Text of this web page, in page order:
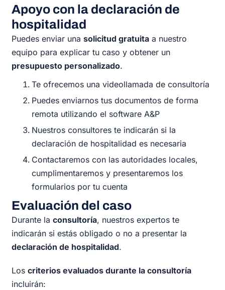
Apoyo con la declaración de
hospitalidad
Puedes enviar unasolicitud gratuita a nuestro
equipo para explicar tu caso y obtener un
presupuesto personalizado.
Te ofrecemos una videollamada de consultoría
Puedes enviarnos tus documentos de forma
remota utilizando el software A&P
Nuestros consultores te indicarán si la
declaración de hospitalidad es necesaria
Contactaremos con las autoridades locales,
cumplimentaremos y presentaremos los
formularios por tu cuenta
Evaluación del caso
Durante laconsultoría, nuestros expertos te
indicarán si estás obligado o no a presentar la
declaración de hospitalidad.
Loscriterios evaluados durante la consultoría
incluirán: